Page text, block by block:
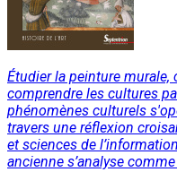
Étudier la peinture
comprendre les cultures
phénomènes culturels
travers une réflexion
et sciences de
ancienne s’analyse